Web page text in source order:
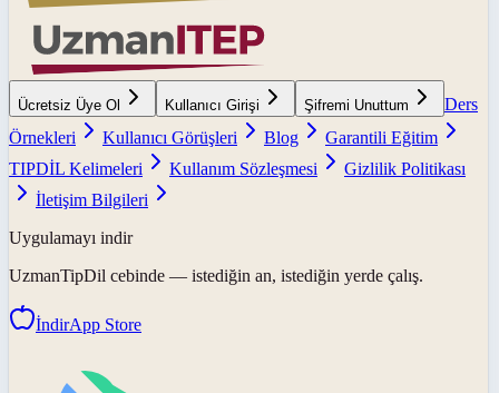
Ücretsiz Üye Ol Kullanıcı Girişi Şifremi Unuttum
Ders
Örnekleri
Kullanıcı Görüşleri Blog
Garantili Eğitim
TIPDİL Kelimeleri
Kullanım Sözleşmesi
Gizlilik Politikası
İletişim Bilgileri
Uygulamayı indir
UzmanTipDil cebinde — istediğin an, istediğin yerde çalış.
İndirApp Store